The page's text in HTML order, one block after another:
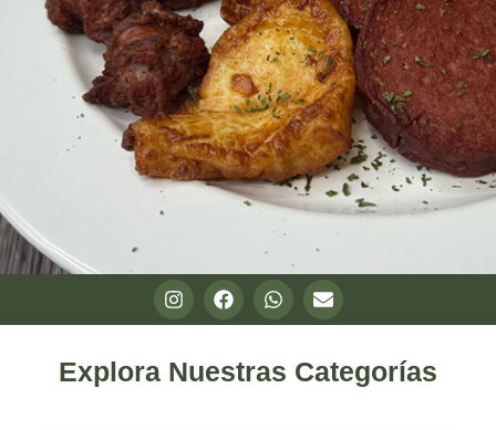
Explora Nuestras Categorías